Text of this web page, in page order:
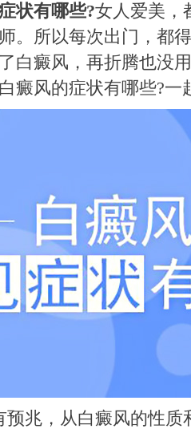
状有哪些?女人爱美，
。所以每次出门，都
白癜风，再折腾也没
癜风的症状有哪些?一
兆，从白癜风的性质